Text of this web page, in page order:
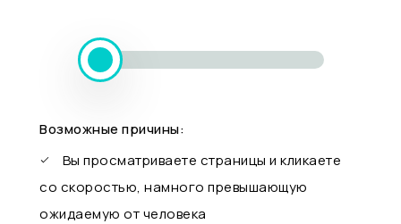
Возможные причины:
Вы просматриваете страницы и кликаете
со скоростью, намного превышающую
ожидаемую от человека